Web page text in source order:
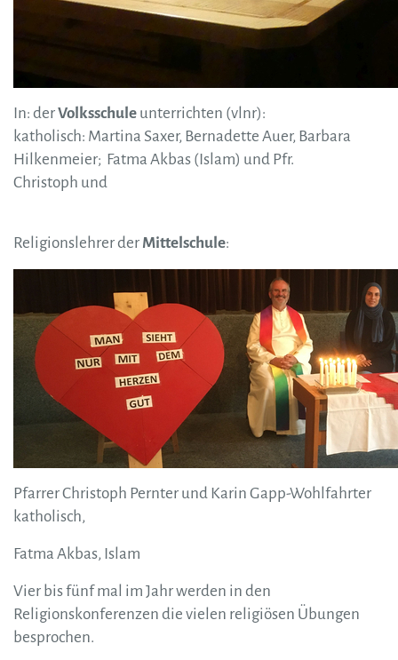
In: derVolksschule unterrichten (vlnr):
katholisch: Martina Saxer, Bernadette Auer, Barbara
Hilkenmeier; Fatma Akbas (Islam) und Pfr.
Christoph und
Religionslehrer der Mittelschule:
Pfarrer Christoph Pernter und Karin Gapp-Wohlfahrter
katholisch,
Fatma Akbas, Islam
Vier bis fünf mal im Jahr werden in den
Religionskonferenzen die vielen religiösen Übungen
besprochen.